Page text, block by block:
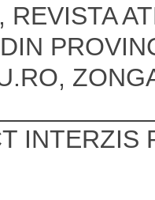
REVISTA
INTERZIS